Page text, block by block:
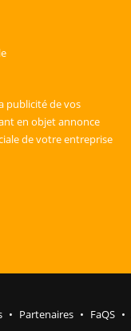
publicité de vos
en objet annonce
de votre entreprise
Partenaires FaQS